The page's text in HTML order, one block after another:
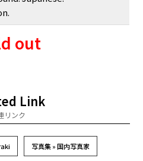
out
Link
リンク
写真集 » 国内写真家